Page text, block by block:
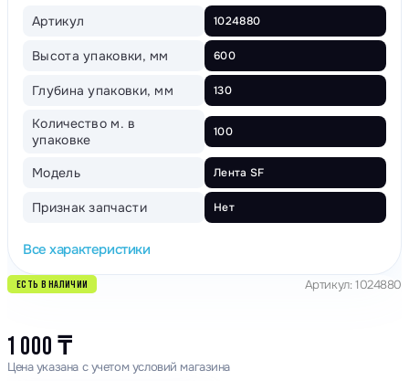
Артикул 1024880
Высота упаковки, мм 600
Глубина упаковки, мм 130
Количество м. в
упаковке
100
Модель Лента SF
Признак запчасти Нет
Все характеристики
ЕСТЬ В НАЛИЧИИ Артикул: 1024880
1 000 ₸
Цена указана с учетом условий магазина